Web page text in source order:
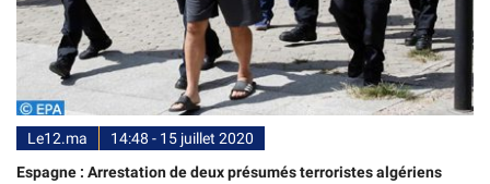
Le12.ma
14:48 - 15 juillet 2020
Espagne : Arrestation de deux présumés terroristes algériens